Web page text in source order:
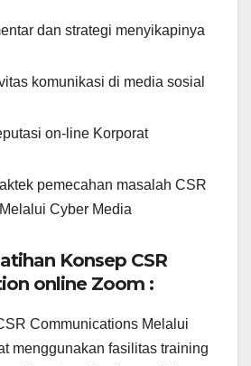
dan strategi menyikapinya
komunikasi di media sosial
on-line Korporat
pemecahan masalah CSR
Cyber Media
Konsep CSR
online Zoom :
Communications Melalui
menggunakan fasilitas training